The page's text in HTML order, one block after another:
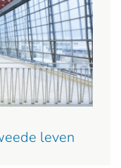
leven